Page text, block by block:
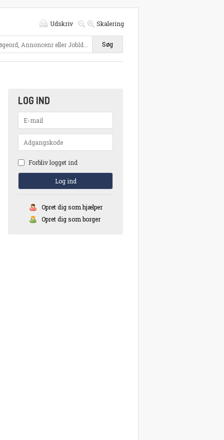
Udskriv Skalering
Søg
LOG IND
Forbliv logget ind
Opret dig som hjælper
Opret dig som borger